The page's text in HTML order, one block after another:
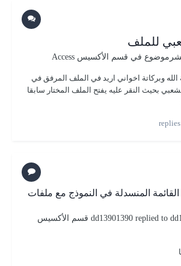
للملف
في قسم الأكسيس Access
الله وبركاتة اخواني اريد في الملف المرفق في
بحيث النقر عليه يفتح الملف المختار سابقا
المنسدلة في النموذج مع ملفات
dd13901390 replied to
قسم الأكسيس